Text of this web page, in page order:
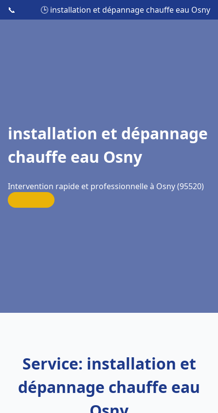
📞 🕒 installation et dépannage chauffe eau Osny
installation et dépannage
chauffe eau Osny
Intervention rapide et professionnelle à Osny (95520)
Service: installation et
dépannage chauffe eau